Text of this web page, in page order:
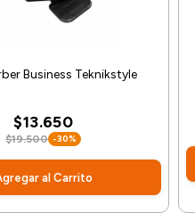
Business Teknikstyle
$13.650
$19.500 -30%
al Carrito